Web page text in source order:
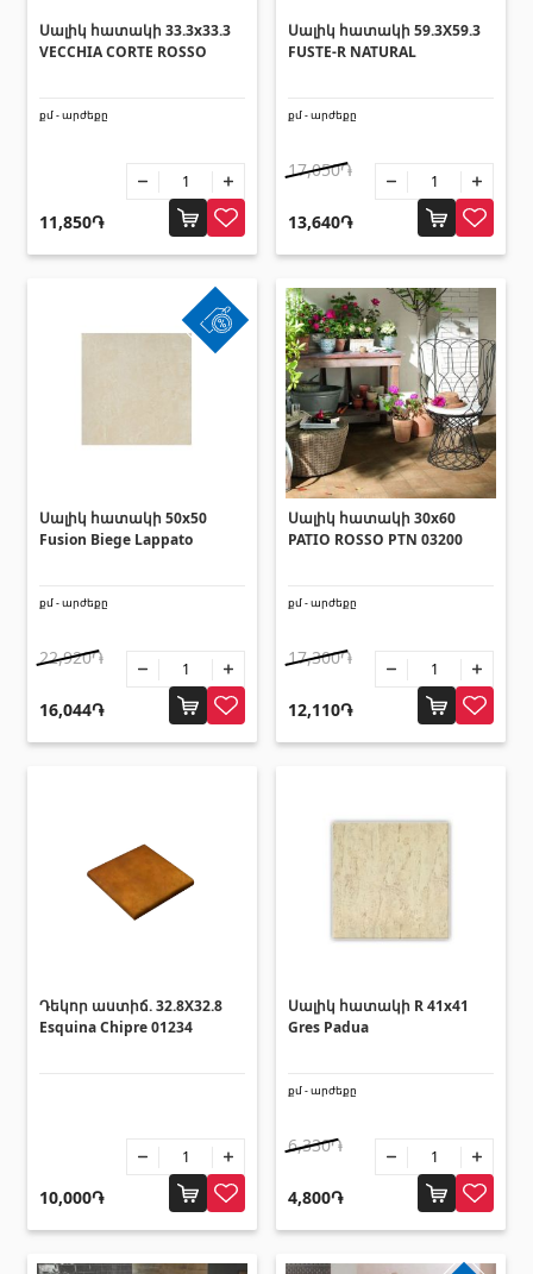
(2)
Լողավազանի համակարգեր(14)
Խողովակներ և թիթեղներ
Քառանկյուն մետաղական խողովակներ(17)
Ցինկապատ թիթեղներ
(4)
PVC խողովակներ և կցամասեր(46)
Սալիկների եզրաձողեր
Ալյումինե պրոֆիլներ
Եզրաձողեր
Պոլիկարբոնատե թերթեր և
արևապաշտպան ծածկեր
Դռներ
Միջսենյակային դռներ
(10)
Սալիկ հատակի 33.3x33.3
VECCHIA CORTE ROSSO
քմ - արժեքը
11,850֏
Սալիկ հատակի 59.3X59.3
FUSTE-R NATURAL
քմ - արժեքը
17,050֏
13,640֏
Սալիկ հատակի 50x50
Fusion Biege Lappato
քմ - արժեքը
22,920֏
16,044֏
Սալիկ հատակի 30x60
PATIO ROSSO PTN 03200
քմ - արժեքը
17,300֏
12,110֏
Դեկոր աստիճ. 32.8X32.8
Esquina Chipre 01234
10,000֏
Սալիկ հատակի R 41x41
Gres Padua
քմ - արժեքը
6,330֏
4,800֏